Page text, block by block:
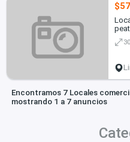
Encontramos 7 Locales
mostrando 1 a 7 anuncios